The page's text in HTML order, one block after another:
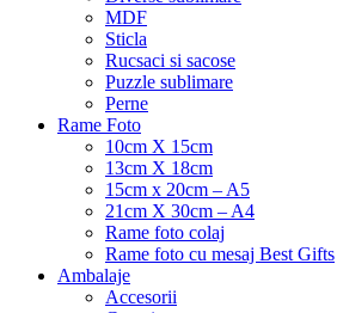
MDF
Sticla
Rucsaci si sacose
Puzzle sublimare
Perne
Rame Foto
10cm X 15cm
13cm X 18cm
15cm x 20cm – A5
21cm X 30cm – A4
Rame foto colaj
Rame foto cu mesaj Best Gifts
Ambalaje
Accesorii